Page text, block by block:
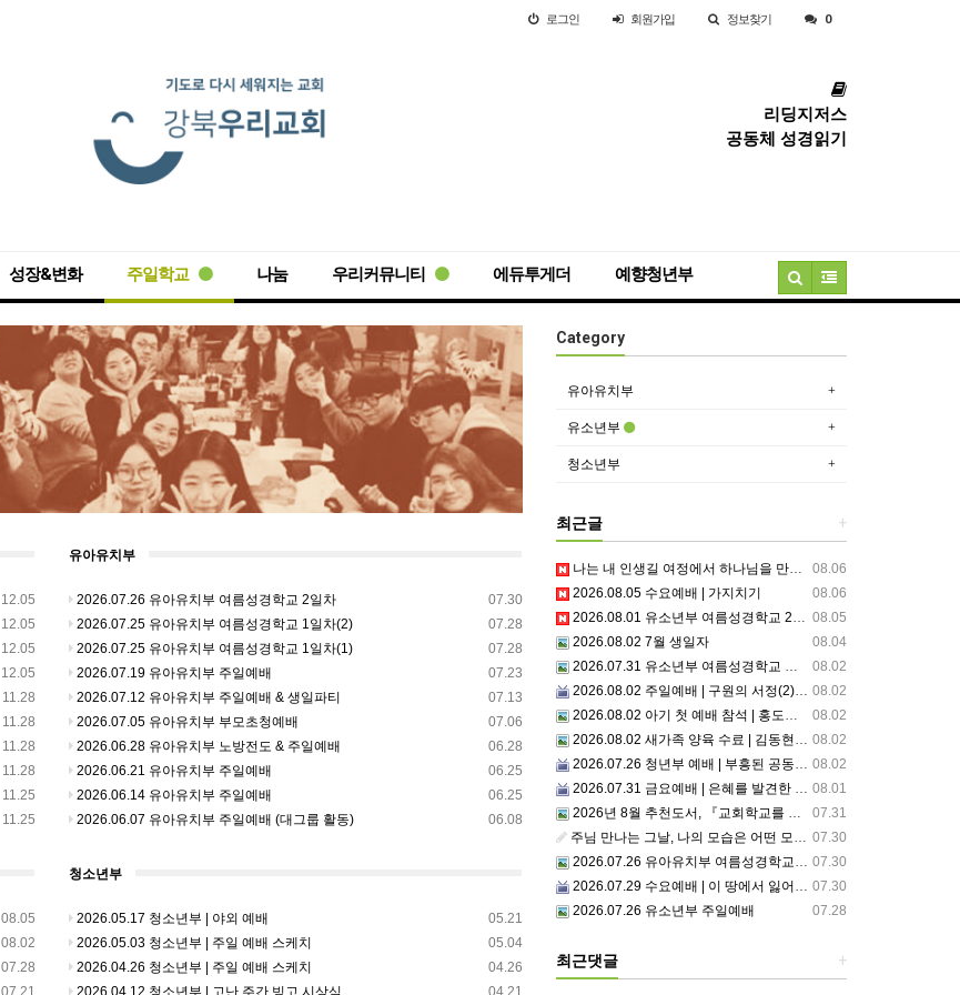
로그인 회원가입 정보찾기 0
리딩지저스
공동체 성경읽기
성장&변화 주일학교 나눔 우리커뮤니티 에듀투게더 예향청년부
12.05
12.05
12.05
12.05
11.28
11.28
11.28
11.28
11.25
11.25
유아유치부
07.30
2026.07.26 유아유치부 여름성경학교 2일차
07.28
2026.07.25 유아유치부 여름성경학교 1일차(2)
07.28
2026.07.25 유아유치부 여름성경학교 1일차(1)
07.23
2026.07.19 유아유치부 주일예배
07.13
2026.07.12 유아유치부 주일예배 & 생일파티
07.06
2026.07.05 유아유치부 부모초청예배
06.28
2026.06.28 유아유치부 노방전도 & 주일예배
06.25
2026.06.21 유아유치부 주일예배
06.25
2026.06.14 유아유치부 주일예배
06.08
2026.06.07 유아유치부 주일예배 (대그룹 활동)
08.05
08.02
07.28
청소년부
05.21
2026.05.17 청소년부 | 야외 예배
05.04
2026.05.03 청소년부 | 주일 예배 스케치
04.26
2026.04.26 청소년부 | 주일 예배 스케치
Category
유아유치부
유소년부
청소년부
+
최근글
08.06
나는 내 인생길 여정에서 하나님을 만났는가? 그렇다면 나의 삶은 어떠한가? 자신을 돌아 봅니다.
08.06
2026.08.05 수요예배 | 가지치기
08.05
2026.08.01 유소년부 여름성경학교 2일차
08.04
2026.08.02 7월 생일자
08.02
2026.07.31 유소년부 여름성경학교 첫째날
08.02
2026.08.02 주일예배 | 구원의 서정(2)부르심: 거절할 수 없는 은혜의 시작
08.02
2026.08.02 아기 첫 예배 참석 | 홍도영, 홍찬영 아기(홍석진, 임자현 집사 가정)
08.02
2026.08.02 새가족 양육 수료 | 김동현, 박현정 성도
08.02
2026.07.26 청년부 예배 | 부흥된 공동체4: 세상 앞에서1
08.01
2026.07.31 금요예배 | 은혜를 발견한 사람
07.31
2026년 8월 추천도서, 『교회학교를 리셋하라』
07.30
주님 만나는 그날, 나의 모습은 어떤 모습으로 주님 앞에 서게 될까 ??????
07.30
2026.07.26 유아유치부 여름성경학교 2일차
07.30
2026.07.29 수요예배 | 이 땅에서 잃어버린 것들
07.28
2026.07.26 유소년부 주일예배
+
최근댓글